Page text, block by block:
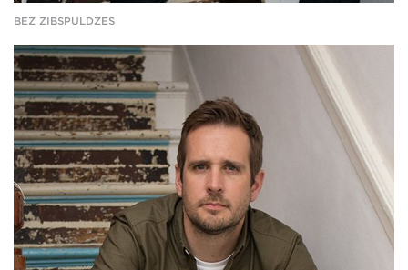
BEZ ZIBSPULDZES